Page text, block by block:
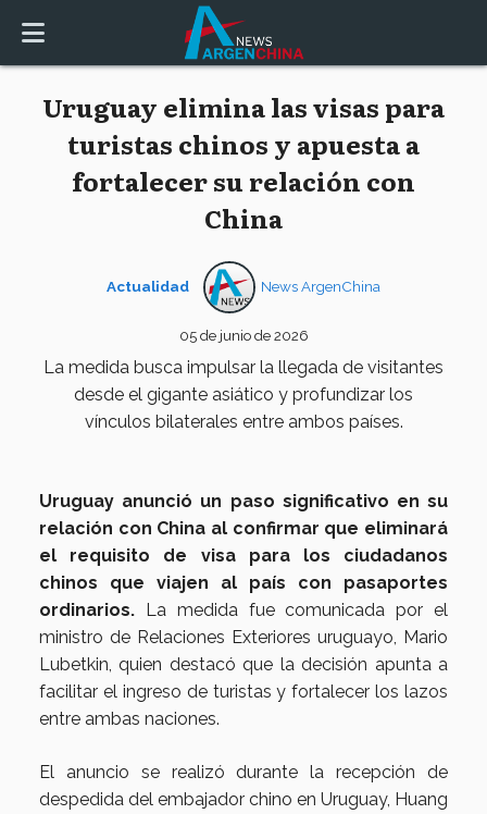
Uruguay elimina las visas para
turistas chinos y apuesta a
fortalecer su relación con
China
La medida busca impulsar la llegada de visitantes
desde el gigante asiático y profundizar los
vínculos bilaterales entre ambos países.
Actualidad
05 de junio de 2026
News ArgenChina
Uruguay anunció un paso significativo en su
relación con China al confirmar que eliminará
el requisito de visa para los ciudadanos
chinos que viajen al país con pasaportes
ordinarios. La medida fue comunicada por el
ministro de Relaciones Exteriores uruguayo, Mario
Lubetkin, quien destacó que la decisión apunta a
facilitar el ingreso de turistas y fortalecer los lazos
entre ambas naciones.
El anuncio se realizó durante la recepción de
despedida del embajador chino en Uruguay, Huang